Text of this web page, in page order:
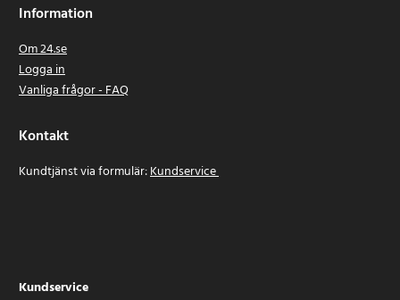
Information
Om 24.se
Logga in
Vanliga frågor - FAQ
Kontakt
Kundtjänst via formulär:Kundservice
Kundservice